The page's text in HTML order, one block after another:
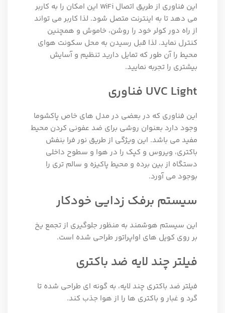
این فناوری از طریق اتصال WiFi این امکان را به کاربر
می دهد تا به اینترنت متصل شود. لذا کاربر می تواند
از راه دور کولر خود را روشن، خاموش و همچنین
کنترل نماید. لذا قبل رسیدن به محل سکونت هوای
محیط را آن طور که تمایل دارید تنظیم و آسایش
بیشتری را تجربه نمایید.
UVC Light فناوری
این فناوری که در بعضی در مدل های خاص پاکشوما
وجود دارد بعنوان روشی برای ضد عفونی کردن محیط
مفید می باشد. این ویژگی از طریق نور فرا بنفش
باکتری، ویروس و کپک را در هوا و سطوح داخلی
دستگاه از بین برده و محیط پاکیزه و سالم تری را
بوجود می آورد.
سیستم برفک زدایی خودکار
این سیستم هوشمند به منظور جلوگیری از تجمع یخ
بر روی کویل ‌های اواپراتور طراحی شده است.
فیلتر چند لایه ضد باکتری
فیلتر ضد باکتری چند لایه، به گونه ای طراحی شده تا
گرد و غبار و باکتری‌ ها را از هوا جذب کند.